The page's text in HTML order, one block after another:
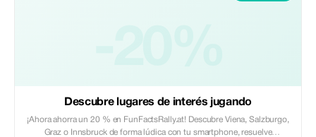
Descubre lugares de interés jugando
¡Ahora ahorra un 20 % en FunFactsRally.at! Descubre Viena, Salzburgo,
Graz o Innsbruck de forma lúdica con tu smartphone, resuelve